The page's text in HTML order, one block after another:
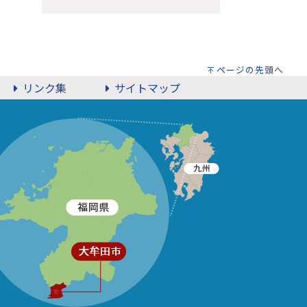
ページの先頭へ
リンク集 サイトマップ